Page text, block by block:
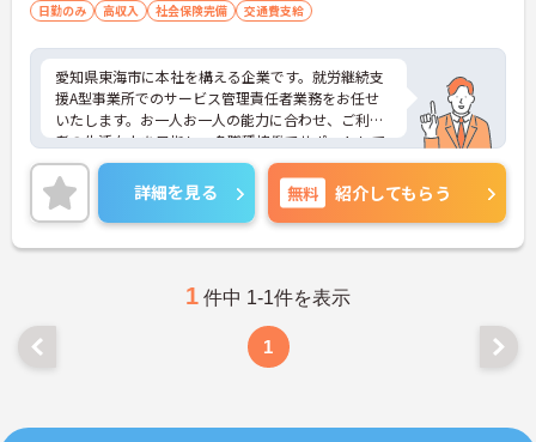
日勤のみ 高収入 社会保険完備 交通費支給
愛知県東海市に本社を構える企業です。就労継続支
援A型事業所でのサービス管理責任者業務をお任せ
いたします。お一人お一人の能力に合わせ、ご利用
者の生活向上を目指し、多職種協働でサポートして
います。ご興味ある方には、面接対策ポイントな
ど、さらに詳細をお話しいたしますのでお気軽にご
相談ください！
詳細を見る 無料 紹介してもらう
1 件中 1-1件を表示
1